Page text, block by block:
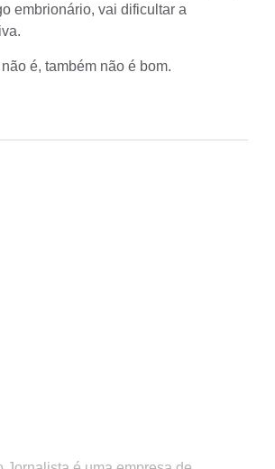
embrionário, vai dificultar a
é, também não é bom.